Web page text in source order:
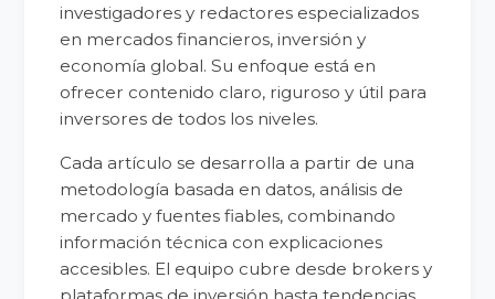
investigadores y redactores especializados
en mercados financieros, inversión y
economía global. Su enfoque está en
ofrecer contenido claro, riguroso y útil para
inversores de todos los niveles.
Cada artículo se desarrolla a partir de una
metodología basada en datos, análisis de
mercado y fuentes fiables, combinando
información técnica con explicaciones
accesibles. El equipo cubre desde brokers y